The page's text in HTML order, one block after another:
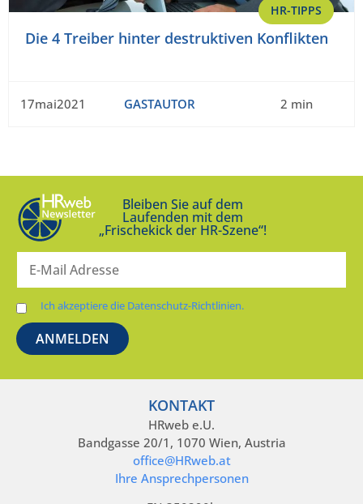
HR-TIPPS
Die 4 Treiber hinter destruktiven Konflikten
17mai2021 GASTAUTOR 2 min
Bleiben Sie auf dem
Laufenden mit dem
„Frischekick der HR-Szene“!
Ich akzeptiere die Datenschutz-Richtlinien.
KONTAKT
HRweb e.U.
Bandgasse 20/1, 1070 Wien, Austria
office@HRweb.at
Ihre Ansprechpersonen